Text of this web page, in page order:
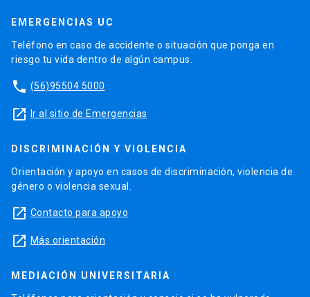
EMERGENCIAS UC
Teléfono en caso de accidente o situación que ponga en
riesgo tu vida dentro de algún campus.
phone (56)95504 5000
launch Ir al sitio de Emergencias
DISCRIMINACIÓN Y VIOLENCIA
Orientación y apoyo en casos de discriminación, violencia de
género o violencia sexual.
launch Contacto para apoyo
launch Más orientación
MEDIACIÓN UNIVERSITARIA